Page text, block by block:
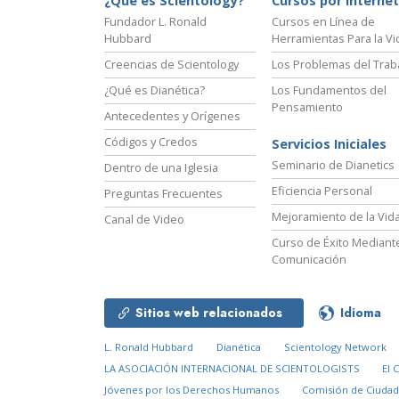
Fundador L. Ronald
Hubbard
Creencias de Scientology
¿Qué es Dianética?
Antecedentes y Orígenes
Códigos y Credos
Dentro de una Iglesia
Preguntas Frecuentes
Canal de Video
Cursos en Línea de
Herramientas Para la
Los Problemas del
Los Fundamentos del
Pensamiento
Servicios Iniciales
Seminario de Dianetics
Eficiencia Personal
Mejoramiento de la
Curso de Éxito
Comunicación
Sitios web relacionados Idioma
L. Ronald Hubbard Dianética
Scientology Network
LA ASOCIACIÓN INTERNACIONAL DE SCIENTOLOGISTS
El
Jóvenes por los Derechos Humanos
Comisión de